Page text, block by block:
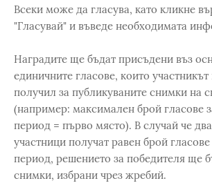
Всеки може да гласува, като кликне
"Гласувай" и въведе необходимата
Наградите ще бъдат присъдени въз
единичните гласове, които
получил за публикуваните снимки на
(например: максимален брой гласове
период = първо място). В случай че
участници получат равен брой
период, решението за победителя ще
снимки, избрани чрез жребий.